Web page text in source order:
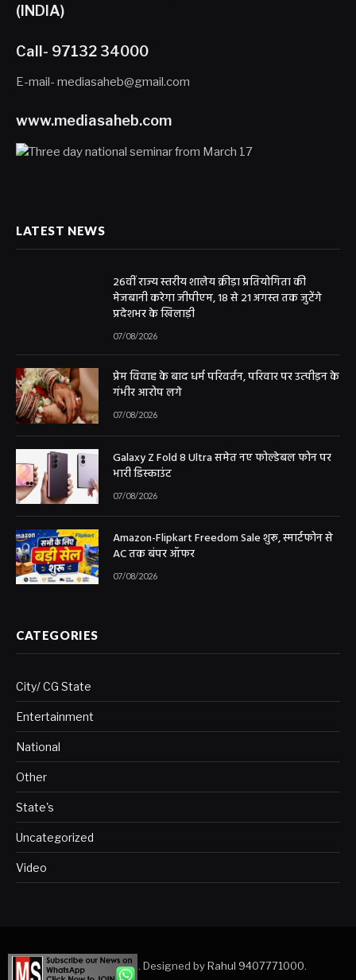
(INDIA)
Call- 97132 34000
E-mail- mediasaheb@gmail.com
www.mediasaheb.com
LATEST NEWS
26वीं राज्य स्तरीय शालेय क्रीड़ा प्रतियोगिता की
मेजबानी करेगा जीपीएम, 18 से 21 अगस्त तक जुटेंगे
प्रदेशभर के खिलाड़ी
07/08/2026
प्रेम विवाह के बाद धर्म परिवर्तन, परिवार पर उत्पीड़न के
गंभीर आरोप लगे
07/08/2026
Galaxy Z Fold 8 Ultra समेत नए फोल्डेबल फोन पर
भारी डिस्काउंट
07/08/2026
Amazon-Flipkart Freedom Sale शुरू, स्मार्टफोन से
AC तक बंपर ऑफर
07/08/2026
CATEGORIES
City/ CG State
Entertainment
National
Other
State's
Uncategorized
Video
Copyright © 2023. Designed byRahul 9407771000.